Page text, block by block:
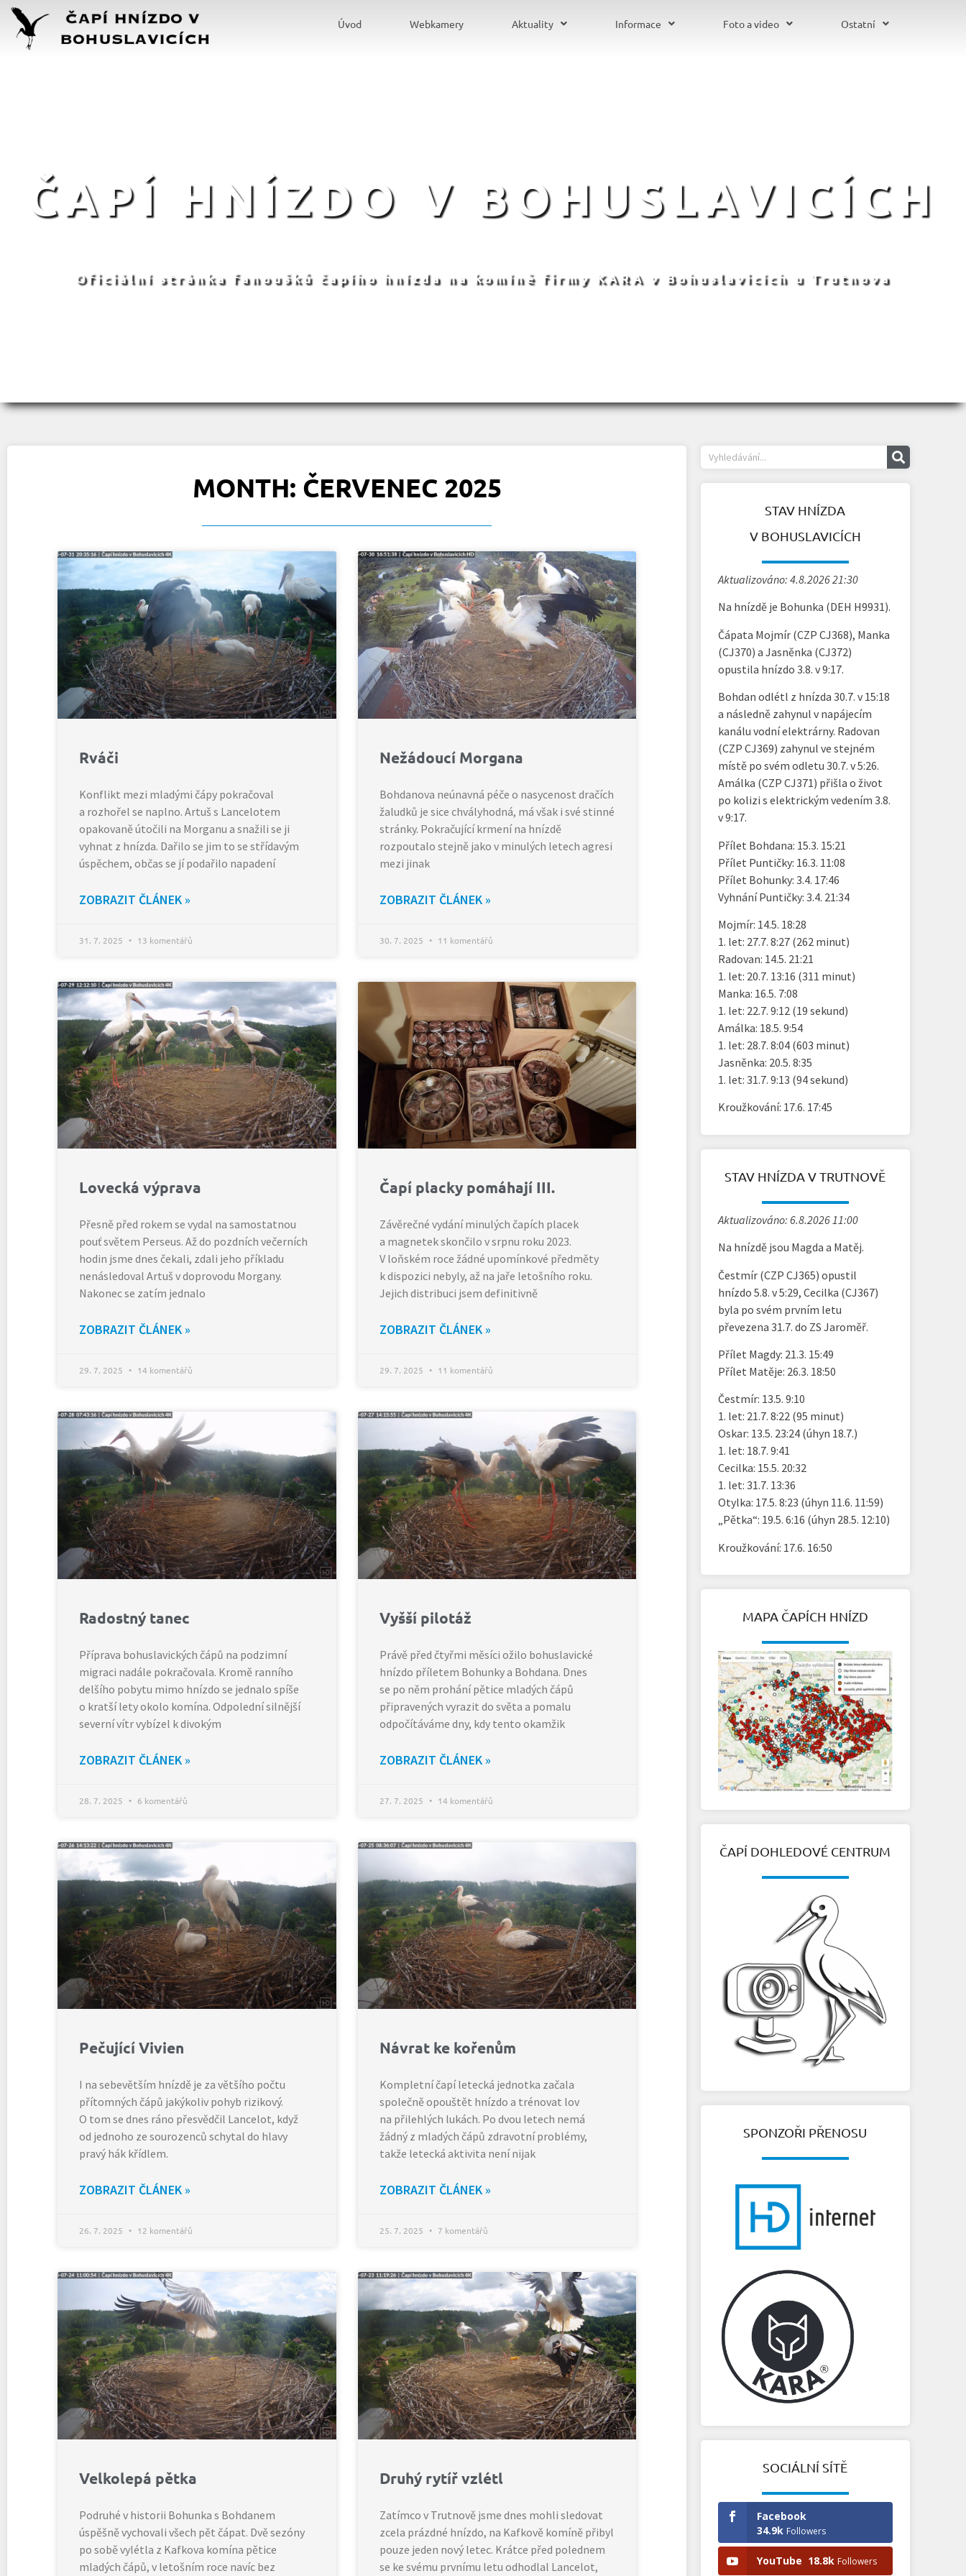
Úvod Webkamery Aktuality Informace Foto a video Ostatní
ČAPÍ HNÍZDO V BOHUSLAVICÍCH
Oficiální stránka fanoušků čapího hnízda na komíně firmy KARA v Bohuslavicích u Trutnova
MONTH: ČERVENEC 2025
Rváči
Konflikt mezi mladými čápy pokračoval
a rozhořel se naplno. Artuš s Lancelotem
opakovaně útočili na Morganu a snažili se ji
vyhnat z hnízda. Dařilo se jim to se střídavým
úspěchem, občas se jí podařilo napadení
ZOBRAZIT ČLÁNEK »
31. 7. 2025 13 komentářů
Nežádoucí Morgana
Bohdanova neúnavná péče o nasycenost dračích
žaludků je sice chvályhodná, má však i své stinné
stránky. Pokračující krmení na hnízdě
rozpoutalo stejně jako v minulých letech agresi
mezi jinak
ZOBRAZIT ČLÁNEK »
30. 7. 2025 11 komentářů
Lovecká výprava
Přesně před rokem se vydal na samostatnou
pouť světem Perseus. Až do pozdních večerních
hodin jsme dnes čekali, zdali jeho příkladu
nenásledoval Artuš v doprovodu Morgany.
Nakonec se zatím jednalo
ZOBRAZIT ČLÁNEK »
29. 7. 2025 14 komentářů
Čapí placky pomáhají III.
Závěrečné vydání minulých čapích placek
a magnetek skončilo v srpnu roku 2023.
V loňském roce žádné upomínkové předměty
k dispozici nebyly, až na jaře letošního roku.
Jejich distribuci jsem definitivně
ZOBRAZIT ČLÁNEK »
29. 7. 2025 11 komentářů
Radostný tanec
Příprava bohuslavických čápů na podzimní
migraci nadále pokračovala. Kromě ranního
delšího pobytu mimo hnízdo se jednalo spíše
o kratší lety okolo komína. Odpolední silnější
severní vítr vybízel k divokým
ZOBRAZIT ČLÁNEK »
28. 7. 2025 6 komentářů
Vyšší pilotáž
Právě před čtyřmi měsíci ožilo bohuslavické
hnízdo příletem Bohunky a Bohdana. Dnes
se po něm prohání pětice mladých čápů
připravených vyrazit do světa a pomalu
odpočítáváme dny, kdy tento okamžik
ZOBRAZIT ČLÁNEK »
27. 7. 2025 14 komentářů
Pečující Vivien
I na sebevětším hnízdě je za většího počtu
přítomných čápů jakýkoliv pohyb rizikový.
O tom se dnes ráno přesvědčil Lancelot, když
od jednoho ze sourozenců schytal do hlavy
pravý hák křídlem.
ZOBRAZIT ČLÁNEK »
26. 7. 2025 12 komentářů
Návrat ke kořenům
Kompletní čapí letecká jednotka začala
společně opouštět hnízdo a trénovat lov
na přilehlých lukách. Po dvou letech nemá
žádný z mladých čápů zdravotní problémy,
takže letecká aktivita není nijak
ZOBRAZIT ČLÁNEK »
25. 7. 2025 7 komentářů
Velkolepá pětka
Podruhé v historii Bohunka s Bohdanem
úspěšně vychovali všech pět čápat. Dvě sezóny
po sobě vylétla z Kafkova komína pětice
mladých čápů, v letošním roce navíc bez
Druhý rytíř vzlétl
Zatímco v Trutnově jsme dnes mohli sledovat
zcela prázdné hnízdo, na Kafkově komíně přibyl
pouze jeden nový letec. Krátce před polednem
se ke svému prvnímu letu odhodlal Lancelot,
STAV HNÍZDA
V BOHUSLAVICÍCH
Aktualizováno: 4.8.2026 21:30
Na hnízdě je Bohunka (DEH H9931).
Čápata Mojmír (CZP CJ368), Manka
(CJ370) a Jasněnka (CJ372)
opustila hnízdo 3.8. v 9:17.
Bohdan odlétl z hnízda 30.7. v 15:18
a následně zahynul v napájecím
kanálu vodní elektrárny. Radovan
(CZP CJ369) zahynul ve stejném
místě po svém odletu 30.7. v 5:26.
Amálka (CZP CJ371) přišla o život
po kolizi s elektrickým vedením 3.8.
v 9:17.
Přílet Bohdana: 15.3. 15:21
Přílet Puntičky: 16.3. 11:08
Přílet Bohunky: 3.4. 17:46
Vyhnání Puntičky: 3.4. 21:34
Mojmír: 14.5. 18:28
1. let: 27.7. 8:27 (262 minut)
Radovan: 14.5. 21:21
1. let: 20.7. 13:16 (311 minut)
Manka: 16.5. 7:08
1. let: 22.7. 9:12 (19 sekund)
Amálka: 18.5. 9:54
1. let: 28.7. 8:04 (603 minut)
Jasněnka: 20.5. 8:35
1. let: 31.7. 9:13 (94 sekund)
Kroužkování: 17.6. 17:45
STAV HNÍZDA V TRUTNOVĚ
Aktualizováno: 6.8.2026 11:00
Na hnízdě jsou Magda a Matěj.
Čestmír (CZP CJ365) opustil
hnízdo 5.8. v 5:29, Cecilka (CJ367)
byla po svém prvním letu
převezena 31.7. do ZS Jaroměř.
Přílet Magdy: 21.3. 15:49
Přílet Matěje: 26.3. 18:50
Čestmír: 13.5. 9:10
1. let: 21.7. 8:22 (95 minut)
Oskar: 13.5. 23:24 (úhyn 18.7.)
1. let: 18.7. 9:41
Cecilka: 15.5. 20:32
1. let: 31.7. 13:36
Otylka: 17.5. 8:23 (úhyn 11.6. 11:59)
„Pětka“: 19.5. 6:16 (úhyn 28.5. 12:10)
Kroužkování: 17.6. 16:50
MAPA ČAPÍCH HNÍZD
ČAPÍ DOHLEDOVÉ CENTRUM
SPONZOŘI PŘENOSU
SOCIÁLNÍ SÍTĚ
Facebook
34.9k Followers
YouTube 18.8k Followers